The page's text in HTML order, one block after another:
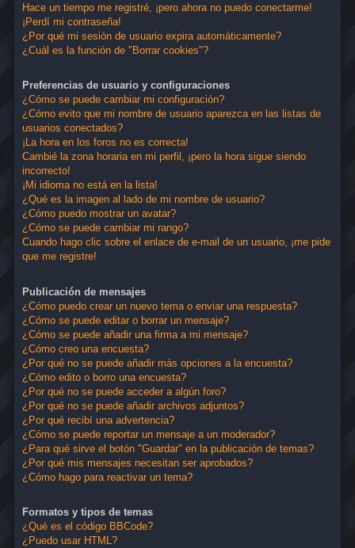
Hace un tiempo me registré, ¡pero ahora no puedo conectarme!
¡Perdí mi contraseña!
¿Por qué mi sesión de usuario expira automáticamente?
¿Cuál es la función de "Borrar cookies"?
Preferencias de usuario y configuraciones
¿Cómo se puede cambiar mi configuración?
¿Cómo evito que mi nombre de usuario aparezca en las listas de
usuarios conectados?
¡La hora en los foros no es correcta!
Cambié la zona horaria en mi perfil, ¡pero la hora sigue siendo
incorrecto!
¡Mi idioma no está en la lista!
¿Qué es la imagen al lado de mi nombre de usuario?
¿Cómo puedo mostrar un avatar?
¿Cómo se puede cambiar mi rango?
Cuando hago clic sobre el enlace de e-mail de un usuario, ¡me pide
que me registre!
Publicación de mensajes
¿Cómo puedo crear un nuevo tema o enviar una respuesta?
¿Cómo se puede editar o borrar un mensaje?
¿Cómo se puede añadir una firma a mi mensaje?
¿Cómo creo una encuesta?
¿Por qué no se puede añadir más opciones a la encuesta?
¿Cómo edito o borro una encuesta?
¿Por qué no se puede acceder a algún foro?
¿Por qué no se puede añadir archivos adjuntos?
¿Por qué recibí una advertencia?
¿Cómo se puede reportar un mensaje a un moderador?
¿Para qué sirve el botón "Guardar" en la publicación de temas?
¿Por qué mis mensajes necesitan ser aprobados?
¿Cómo hago para reactivar un tema?
Formatos y tipos de temas
¿Qué es el código BBCode?
¿Puedo usar HTML?